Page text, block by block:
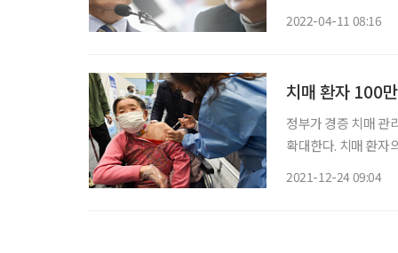
2022-04-11 08:16
치매 환자 100
정부가 경증 치매 관
확대한다. 치매 환자
2021-12-24 09:04